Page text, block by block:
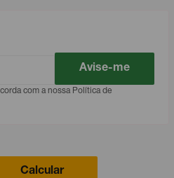
Avise-me
com a nossa Política de
Calcular